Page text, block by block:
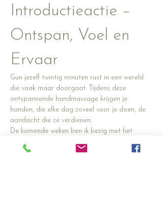
Introductieactie –
Ontspan, Voel en
Ervaar
Gun jezelf twintig minuten rust in een wereld
die vaak maar doorgaat. Tijdens deze
ontspannende handmassage krijgen je
handen, die elke dag zoveel voor je doen, de
aandacht die ze verdienen.
De komende weken ben ik bezig met het
verder verfijnen van mijn
handmassagetechniek. Daarom bied ik een